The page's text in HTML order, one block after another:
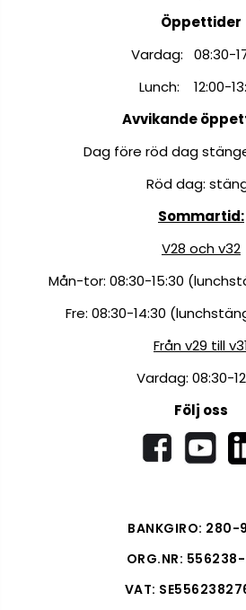
Öppettider
Vardag: 08:30-
Lunch: 12:00-
Avvikande
Dag före röd dag
Röd dag:
Sommartid:
V28 och v32
Mån-tor: 08:30-15:30
Fre: 08:30-14:30
Från v29 till
Vardag: 08:30-
Följ oss
BANKGIRO: 280-
ORG.NR:
VAT: